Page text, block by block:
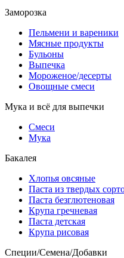
Заморозка
Пельмени и вареники
Мясные продукты
Бульоны
Выпечка
Мороженое/десерты
Овощные смеси
Мука и всё для выпечки
Смеси
Мука
Бакалея
Хлопья овсяные
Паста из твердых
Паста безглютеновая
Крупа гречневая
Паста детская
Крупа рисовая
Специи/Семена/Добавки